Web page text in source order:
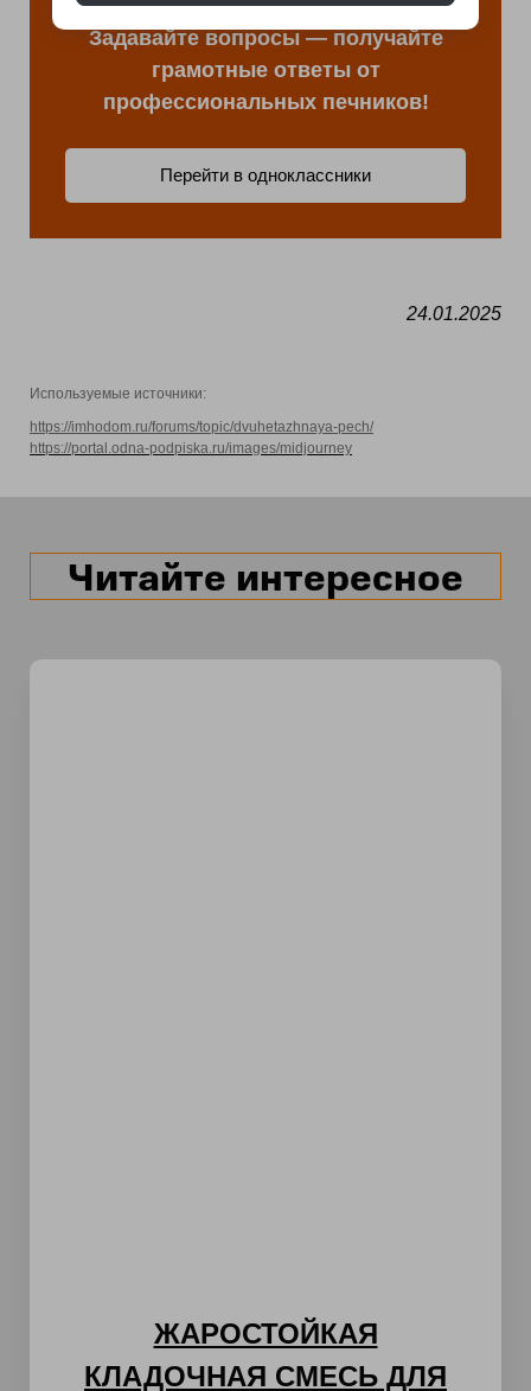
Задавайте вопросы — получайте
грамотные ответы от
профессиональных печников!
Перейти в одноклассники
24.01.2025
Используемые источники:
https://imhodom.ru/forums/topic/dvuhetazhnaya-pech/
https://portal.odna-podpiska.ru/images/midjourney
Читайте интересное
ЖАРОСТОЙКАЯ
КЛАДОЧНАЯ СМЕСЬ ДЛЯ